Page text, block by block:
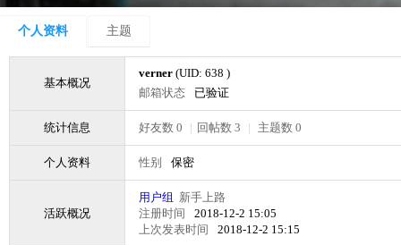
个人资料 主题
基本概况
verner (UID: 638 )
邮箱状态
已验证
统计信息 好友数 0 | 回帖数 3 | 主题数 0
个人资料 性别 保密
活跃概况
用户组 新手上路
注册时间
2018-12-2 15:05
上次发表时间
2018-12-2 15:15